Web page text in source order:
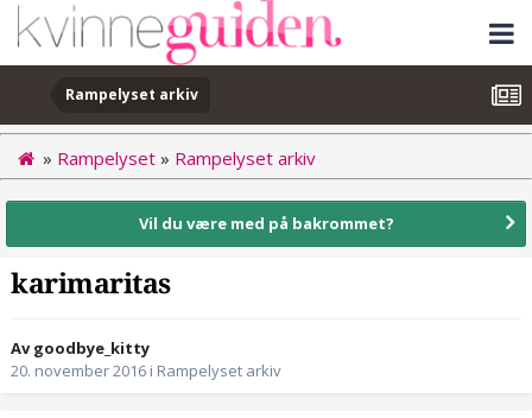
Rampelyset arkiv
» Rampelyset » Rampelyset arkiv
Vil du være med på bakrommet?
karimaritas
Av goodbye_kitty
20. november 2016 i Rampelyset arkiv